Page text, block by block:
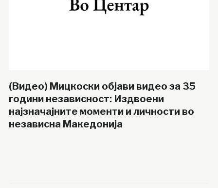
(Видео) Мицкоски објави видео за 35
години независност: Издвоени
најзначајните моменти и личности во
независна Македонија